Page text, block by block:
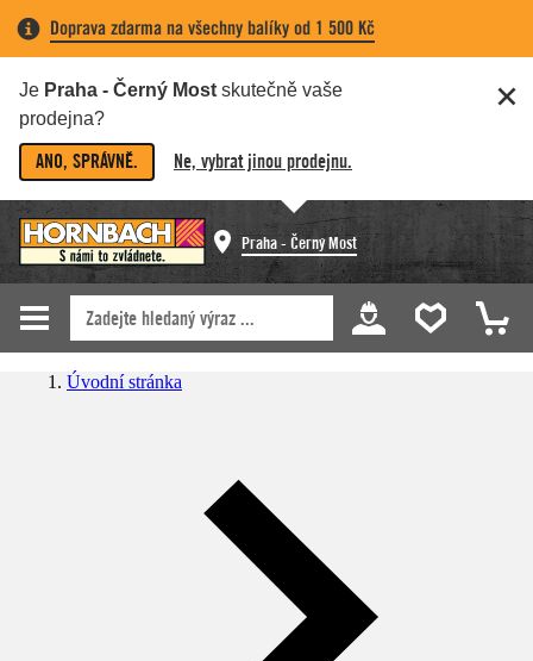
Doprava zdarma na všechny balíky od 1 500 Kč
Je Praha - Černý Most skutečně vaše
prodejna?
ANO, SPRÁVNĚ. Ne, vybrat jinou prodejnu.
Praha - Černý Most
Úvodní stránka